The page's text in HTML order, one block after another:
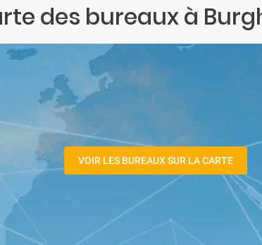
des bureaux à
VOIR LES BUREAUX SUR LA CARTE